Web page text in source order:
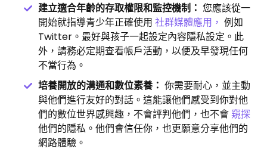
建立適合年齡的存取權限和監控機制： 您應該從一
開始就指導青少年正確使用 社群媒體應用， 例如
Twitter。最好與孩子一起設定內容隱私設定。此
外，請務必定期查看帳戶活動，以便及早發現任何
不當行為。
培養開放的溝通和數位素養： 你需要耐心，並主動
與他們進行友好的對話。這能讓他們感受到你對他
們的數位世界感興趣，不會評判他們，也不會窺探
他們的隱私。他們會信任你，也更願意分享他們的
網路體驗。